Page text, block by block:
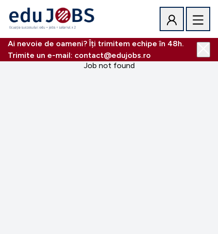
Ai nevoie de oameni? Îți trimitem echipe în 48h.
Trimite un e-mail: contact@edujobs.ro
Job not found